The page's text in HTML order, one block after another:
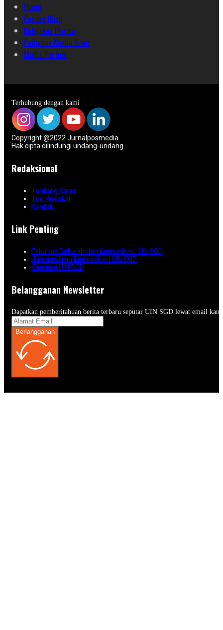
Home
Pasang Iklan
Kebijakan Privasi
Pedoman Media Siber
Media Partner
Terhubung dengan kami
Copyright @2022 Jurnalposmedia.
Hak cipta dilindungi undang-undang
Redaksional
Tentang Kami
Tim Redaksi
Kontak
Link Penting
Fakultas Dakwah dan Komunikasi UIN SGD
Jurusan Ilmu Komunikasi UIN SGD
Kampus UIN SGD
Belangganan Newsletter
Dapatkan pemberitahuan berita terbaru seputar UIN SGD lewat email
Berlangganan